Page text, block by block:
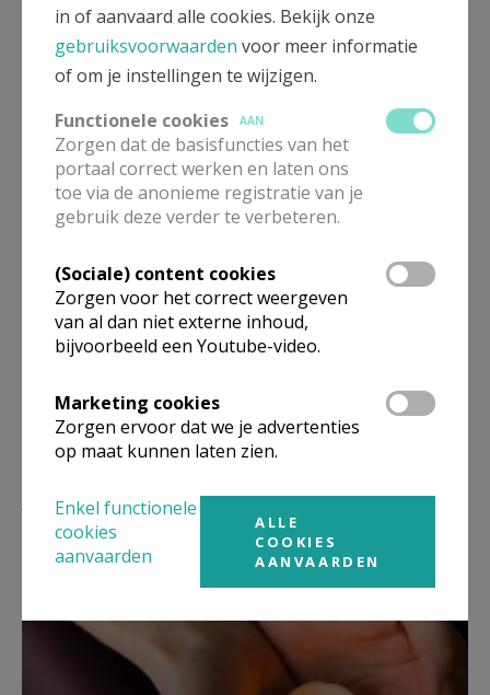
Zorgteam bisdom Brugge
Meer
Artikel
Deel dit artikel
Lees meer
in of aanvaard alle cookies. Bekijk onze
gebruiksvoorwaarden voor meer informatie
of om je instellingen te wijzigen.
Functionele cookies
AAN
Zorgen dat de basisfuncties van het
portaal correct werken en laten ons
toe via de anonieme registratie van je
gebruik deze verder te verbeteren.
(Sociale) content cookies
Zorgen voor het correct weergeven
van al dan niet externe inhoud,
bijvoorbeeld een Youtube-video.
Marketing cookies
Zorgen ervoor dat we je advertenties
op maat kunnen laten zien.
Enkel functionele
cookies
aanvaarden
ALLE
COOKIES
AANVAARDEN